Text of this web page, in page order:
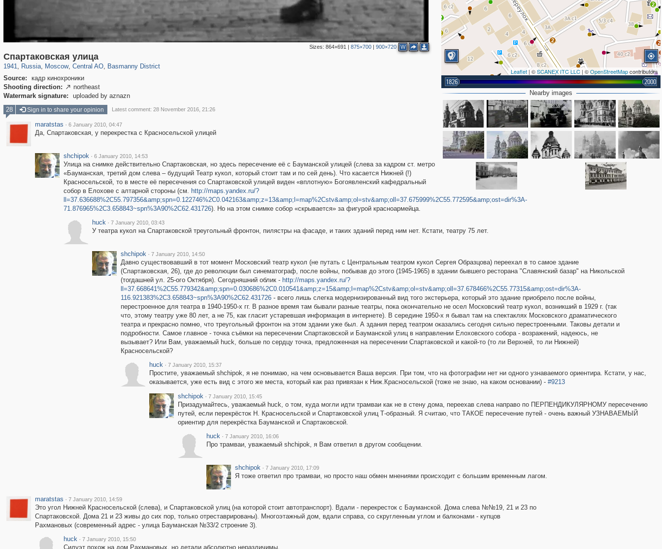
Sizes: 864×691 | 875×700| 900×720 W
Спартаковская улица
1941, Russia
1,406,258 29,243
, Moscow
319,780 8,286
, Central AO
159,978 5,916
, Basmanny District
Source:
кадр кинохроники
Shooting direction:  northeast
Watermark signature:
uploaded by aznazn
4
6
2
2
6
3
2
2
2
2
2
2
3
2
2
Leaflet | ©SCANEX ITC LLC | ©OpenStreetMapcontributors
1826 2000
Nearby images
28 Sign in to share your opinion Latest comment: 28 November 2016, 21:26
maratstas · 6 January 2010, 04:47
Да, Спартаковская, у перекрестка с Красносельской улицей
shchipok · 6 January 2010, 14:53
Улица на снимке действительно Спартаковская, но здесь пересечение её с Бауманской улицей (слева за кадром ст. метро
«Бауманская, третий дом слева – будущий Театр кукол, который стоит там и по сей день). Что касается Нижней (!)
Красносельской, то в месте её пересечения со Спартаковской улицей виден «вплотную» Богоявленский кафедральный
собор в Елохове с алтарной стороны (см. http://maps.yandex.ru/?
ll=37.636688%2C55.797356&amp;spn=0.122746%2C0.042163&amp;z=13&amp;l=map%2Cstv&amp;ol=stv&amp;oll=37.675999%2C55.772595&amp;ost=dir%3A-
71.876965%2C3.658843~spn%3A90%2C62.431726). Но на этом снимке собор «скрывается» за фигурой красноармейца.
huck · 7 January 2010, 03:43
У театра кукол на Спартаковской треугольный фронтон, пилястры на фасаде, и таких зданий перед ним нет. Кстати, театру 75 лет.
shchipok · 7 January 2010, 14:50
Давно существовавший в тот момент Московский театр кукол (не путать с Центральным театром кукол Сергея Образцова) переехал в то самое здание
(Спартаковская, 26), где до революции был синематограф, после войны, побывав до этого (1945-1965) в здании бывшего ресторана "Славянский базар" на Никольской
(тогдашней ул. 25-ого Октября). Сегодняшний облик - http://maps.yandex.ru/?
ll=37.668641%2C55.779342&amp;spn=0.030686%2C0.010541&amp;z=15&amp;l=map%2Cstv&amp;ol=stv&amp;oll=37.678466%2C55.77315&amp;ost=dir%3A-
116.921383%2C3.658843~spn%3A90%2C62.431726- всего лишь слегка модернизированный вид того экстерьера, который это здание приобрело после войны,
перестроенное для театра в 1940-1950-х гг. В разное время там бывали разные театры, пока окончательно не осел Московский театр кукол, возникший в 1929 г. (так
что, этому театру уже 80 лет, а не 75, как гласит устаревшая информация в интернете). В середине 1950-х я бывал там на спектаклях Московского драматического
театра и прекрасно помню, что треугольный фронтон на этом здании уже был. А здания перед театром оказались сегодня сильно перестроенными. Таковы детали и
подробности. Самое главное - точка съёмки на пересечении Спартаковской и Бауманской улиц в направлении Елоховского собора - возражений, надеюсь, не
вызывает? Или Вам, уважаемый huck, больше по сердцу точка, предложенная на пересечении Спартаковской и какой-то (то ли Верхней, то ли Нижней)
Красносельской?
huck · 7 January 2010, 15:37
Простите, уважаемый shchipok, я не понимаю, на чем основывается Ваша версия. При том, что на фотографии нет ни одного узнаваемого ориентира. Кстати, у нас,
оказывается, уже есть вид с этого же места, который как раз привязан к Ниж.Красносельской (тоже не знаю, на каком основании) - #9213
shchipok · 7 January 2010, 15:45
Призадумайтесь, уважаемый huck, о том, куда могли идти трамваи как не в стену дома, переехав слева направо по ПЕРПЕНДИКУЛЯРНОМУ пересечению
путей, если перекрёсток Н. Красносельской и Спартаковской улиц Т-образный. Я считаю, что ТАКОЕ пересечение путей - очень важный УЗНАВАЕМЫЙ
ориентир для перекрёстка Бауманской и Спартаковской.
huck · 7 January 2010, 16:06
Про трамваи, уважаемый shchipok, я Вам ответил в другом сообщении.
shchipok · 7 January 2010, 17:09
Я тоже ответил про трамваи, но просто наш обмен мнениями происходит с большим временным лагом.
maratstas · 7 January 2010, 14:59
Это угол Нижней Красносельской (слева), и Спартаковской улиц (на которой стоит автотранспорт). Вдали - перекресток с Бауманской. Дома слева №№19, 21 и 23 по
Спартаковской. Дома 21 и 23 живы до сих пор, только отреставрированы). Многоэтажный дом, вдали справа, со скругленным углом и балконами - купцов
Рахмановых (современный адрес - улица Бауманская №33/2 строение 3).
huck · 7 January 2010, 15:50
Силуэт похож на дом Рахмановых, но детали абсолютно неразличимы.